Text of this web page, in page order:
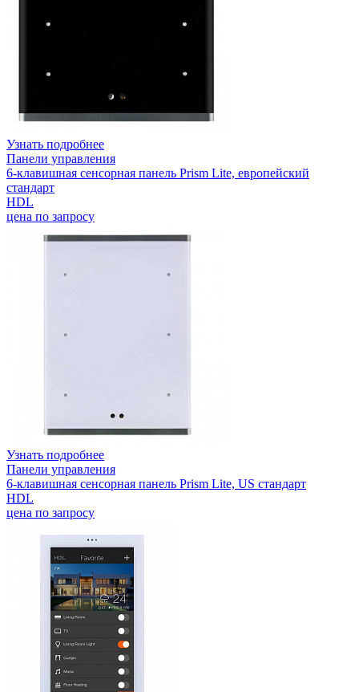
Узнать подробнее
Панели управления
6-клавишная сенсорная панель Prism Lite, европейский
стандарт
HDL
цена по запросу
Узнать подробнее
Панели управления
6-клавишная сенсорная панель Prism Lite, US стандарт
HDL
цена по запросу